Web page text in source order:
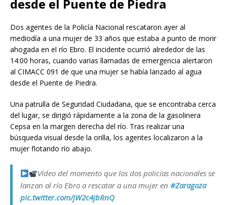
desde el Puente de Piedra
Dos agentes de la Policía Nacional rescataron ayer al
mediodía a una mujer de 33 años que estaba a punto de morir
ahogada en el río Ebro. El incidente ocurrió alrededor de las
14:00 horas, cuando varias llamadas de emergencia alertaron
al CIMACC 091 de que una mujer se había lanzado al agua
desde el Puente de Piedra.
Una patrulla de Seguridad Ciudadana, que se encontraba cerca
del lugar, se dirigió rápidamente a la zona de la gasolinera
Cepsa en la margen derecha del río. Tras realizar una
búsqueda visual desde la orilla, los agentes localizaron a la
mujer flotando río abajo.
Vídeo del momento que los dos policías nacionales se
lanzan al río Ebro a rescatar a una mujer en #Zaragoza
pic.twitter.com/jW2c4jbRnQ